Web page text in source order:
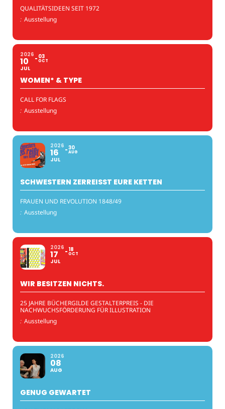
QUALITÄTSIDEEN SEIT 1972
: Ausstellung
2026
10
JUL
03
OCT
WOMEN* & TYPE
CALL FOR FLAGS
: Ausstellung
2026
16
JUL
30
AUG
SCHWESTERN ZERREISST EURE KETTEN
FRAUEN UND REVOLUTION 1848/49
: Ausstellung
2026
17
JUL
18
OCT
WIR BESITZEN NICHTS.
25 JAHRE BÜCHERGILDE GESTALTERPREIS - DIE
NACHWUCHSFÖRDERUNG FÜR ILLUSTRATION
: Ausstellung
2026
08
AUG
GENUG GEWARTET